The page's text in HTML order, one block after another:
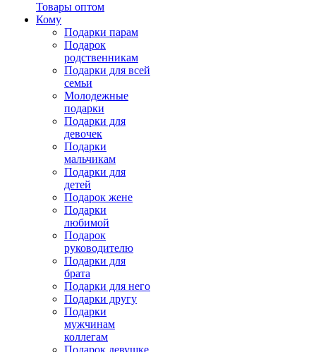
Товары оптом
Кому
Подарки парам
Подарок
родственникам
Подарки для всей
семьи
Молодежные
подарки
Подарки для
девочек
Подарки
мальчикам
Подарки для
детей
Подарок жене
Подарки
любимой
Подарок
руководителю
Подарки для
брата
Подарки для него
Подарки другу
Подарки
мужчинам
коллегам
Подарок девушке